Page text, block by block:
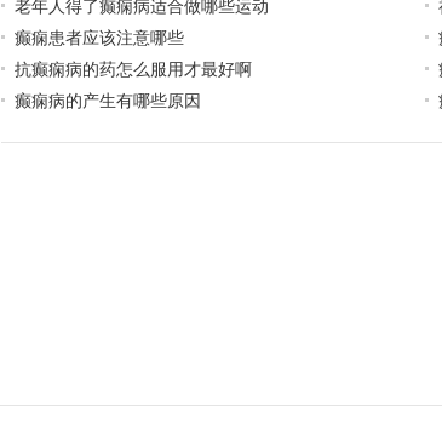
老年人得了癫痫病适合做哪些运动
癫痫患者应该注意哪些
抗癫痫病的药怎么服用才最好啊
癫痫病的产生有哪些原因